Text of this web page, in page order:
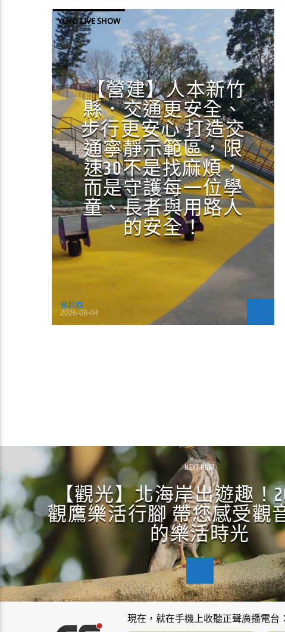
YOYO LIVE SHOW
【營建】人本新竹
縣．交通更安全、
步行更安心 打造交
通寧靜示範區，限
速30不是找麻煩，
而是守護每一位學
童、長者與用路人
的安全！
曾超群
2026-08-04
NEXT POST
【觀光】北海岸出遊趣！
觀鷹樂活行腳 帶您感受觀
的樂活時光
現在，就在手機上收聽正聲廣播電台：